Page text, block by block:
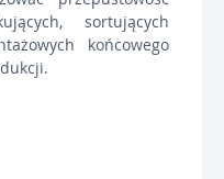
sortujących
końcowego